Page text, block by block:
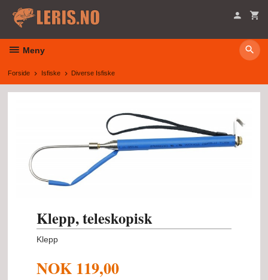
innholdet
Meny
Forside Isfiske Diverse Isfiske
Klepp, teleskopisk
Klepp
NOK 119,00